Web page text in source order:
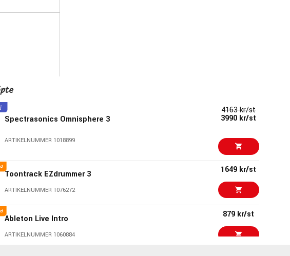
Spectrasonics Omnisphere 3
ARTIKELNUMMER 1018899
4163 kr/st
3990 kr/st
Toontrack EZdrummer 3
ARTIKELNUMMER 1076272
1649 kr/st
Ableton Live Intro
ARTIKELNUMMER 1060884
879 kr/st